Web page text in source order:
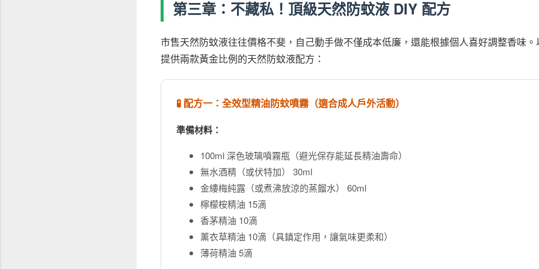
第三章：不藏私！頂級天然防蚊液 DIY 配方
市售天然防蚊液往往價格不斐，自己動手做不僅成本低廉，還能根據個人喜好調整香味。
提供兩款黃金比例的天然防蚊液配方：
🧪 配方一：全效型精油防蚊噴霧（適合成人戶外活動）
準備材料：
100ml 深色玻璃噴霧瓶（避光保存能延長精油壽命）
無水酒精（或伏特加） 30ml
金縷梅純露（或煮沸放涼的蒸餾水） 60ml
檸檬桉精油 15滴
香茅精油 10滴
薰衣草精油 10滴（具鎮定作用，讓氣味更柔和）
薄荷精油 5滴